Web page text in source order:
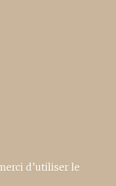
d’utiliser le